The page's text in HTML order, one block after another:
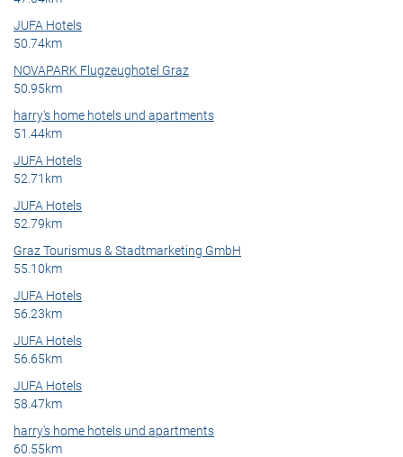
JUFA Hotels
50.74km
NOVAPARK Flugzeughotel Graz
50.95km
harry's home hotels und apartments
51.44km
JUFA Hotels
52.71km
JUFA Hotels
52.79km
Graz Tourismus & Stadtmarketing GmbH
55.10km
JUFA Hotels
56.23km
JUFA Hotels
56.65km
JUFA Hotels
58.47km
harry's home hotels und apartments
60.55km